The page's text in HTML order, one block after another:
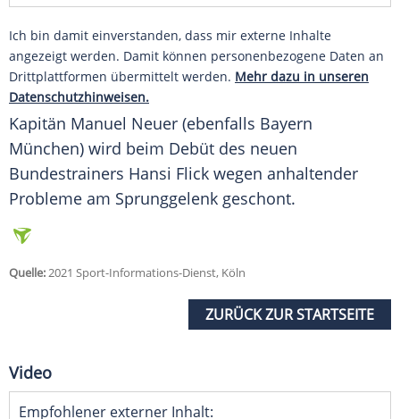
Ich bin damit einverstanden, dass mir externe Inhalte
angezeigt werden. Damit können personenbezogene Daten an
Drittplattformen übermittelt werden. Mehr dazu in unseren
Datenschutzhinweisen.
Kapitän Manuel Neuer (ebenfalls Bayern
München) wird beim Debüt des neuen
Bundestrainers Hansi Flick wegen anhaltender
Probleme am Sprunggelenk geschont.
Quelle:2021 Sport-Informations-Dienst, Köln
ZURÜCK ZUR STARTSEITE
Video
Empfohlener externer Inhalt: